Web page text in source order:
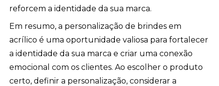
reforcem a identidade da sua marca.
Em resumo, a personalização de brindes em
acrílico é uma oportunidade valiosa para fortalecer
a identidade da sua marca e criar uma conexão
emocional com os clientes. Ao escolher o produto
certo, definir a personalização, considerar a